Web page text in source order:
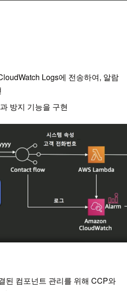
Logs에 전송하여, 알람
방지 기능을 구현
된 컴포넌트 관리를 위해 CCP와